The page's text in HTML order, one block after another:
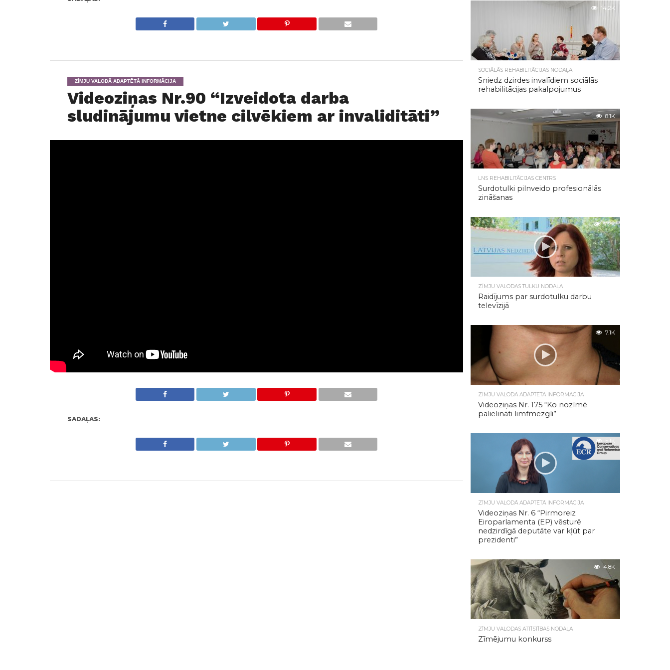
ZĪMJU VALODĀ ADAPTĒTĀ INFORMĀCIJA
Videoziņas Nr.90 “Izveidota darba
sludinājumu vietne cilvēkiem ar invaliditāti”
SADAĻAS:
14.2K
SOCIĀLĀS REHABILITĀCIJAS NODAĻA
Sniedz dzirdes invalīdiem sociālās
rehabilitācijas pakalpojumus
8.1K
LNS REHABILITĀCIJAS CENTRS
Surdotulki pilnveido profesionālās
zināšanas
7.2K
ZĪMJU VALODAS TULKU NODAĻA
Raidījums par surdotulku darbu
televīzijā
7.1K
ZĪMJU VALODĀ ADAPTĒTĀ INFORMĀCIJA
Videoziņas Nr. 175 “Ko nozīmē
palielināti limfmezgli”
5.1K
ZĪMJU VALODĀ ADAPTĒTĀ INFORMĀCIJA
Videoziņas Nr. 6 “Pirmoreiz
Eiroparlamenta (EP) vēsturē
nedzirdīgā deputāte var kļūt par
prezidenti”
4.8K
ZĪMJU VALODAS ATTĪSTĪBAS NODAĻA
Zīmējumu konkurss